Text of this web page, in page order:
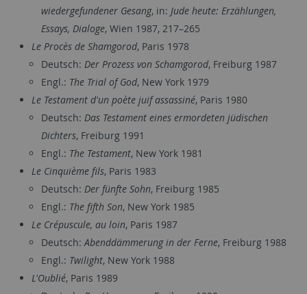
wiedergefundener Gesang, in: Jude heute: Erzählungen,
Essays, Dialoge, Wien 1987, 217–265
Le Procès de Shamgorod, Paris 1978
Deutsch: Der Prozess von Schamgorod, Freiburg 1987
Engl.: The Trial of God, New York 1979
Le Testament d'un poète juif assassiné, Paris 1980
Deutsch: Das Testament eines ermordeten jüdischen
Dichters, Freiburg 1991
Engl.: The Testament, New York 1981
Le Cinquième fils, Paris 1983
Deutsch: Der fünfte Sohn, Freiburg 1985
Engl.: The fifth Son, New York 1985
Le Crépuscule, au loin, Paris 1987
Deutsch: Abenddämmerung in der Ferne, Freiburg 1988
Engl.: Twilight, New York 1988
L'Oublié, Paris 1989